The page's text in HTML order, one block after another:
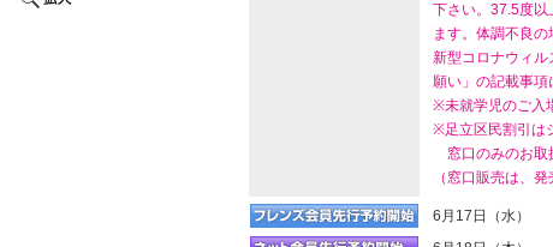
下さい。37.5度以
ます。体調不良の
新型コロナウィル
願い」の記載事項
※未就学児のご入
※足立区民割引は
窓口のみのお取
（窓口販売は、
6月17日（水）